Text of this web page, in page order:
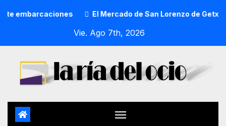
El Mercado de San Lorenzo de Getxo reunirá a más de 50
Vie. Ago 7th, 2026